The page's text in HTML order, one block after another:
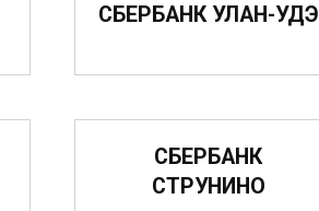
СБЕРБАНК УЛАН-УДЭ
СБЕРБАНК
СТРУНИНО